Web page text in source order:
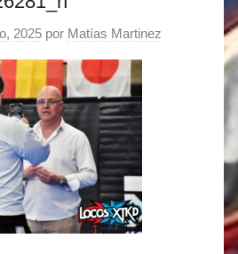
2025 por Matías Martinez